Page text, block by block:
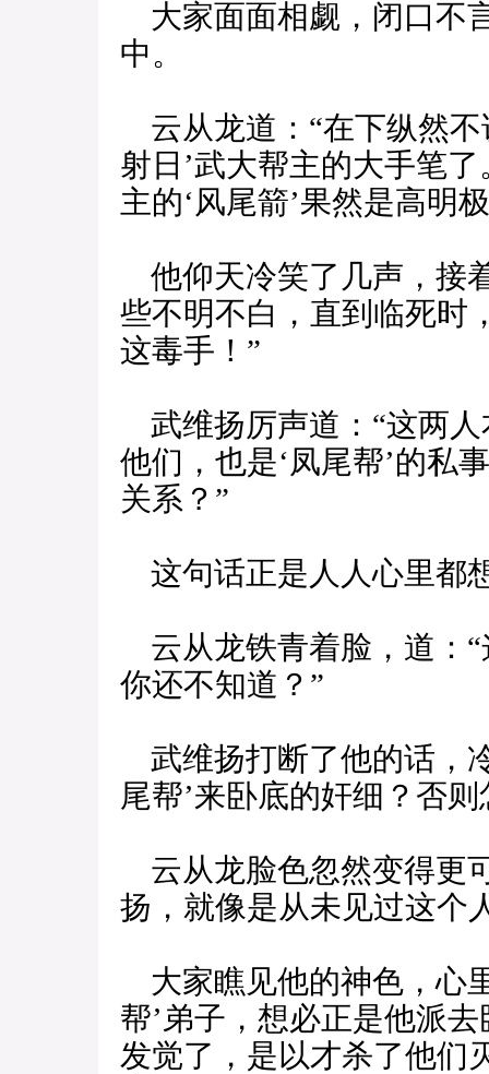
大家面面相觑，闭口不
中。
云从龙道：“在下纵然不
射日’武大帮主的大手笔
主的‘风尾箭’果然是高
他仰天冷笑了几声，接
些不明不白，直到临死时
这毒手！”
武维扬厉声道：“这两人
他们，也是‘凤尾帮’的私
关系？”
这句话正是人人心里都
云从龙铁青着脸，道：
你还不知道？”
武维扬打断了他的话，
尾帮’来卧底的奸细？否
云从龙脸色忽然变得更
扬，就像是从未见过这个
大家瞧见他的神色，心
帮’弟子，想必正是他派
发觉了，是以才杀了他